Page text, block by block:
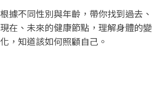
根據不同性別與年齡，帶你找到過去、
現在、未來的健康節點，理解身體的變
化，知道該如何照顧自己。